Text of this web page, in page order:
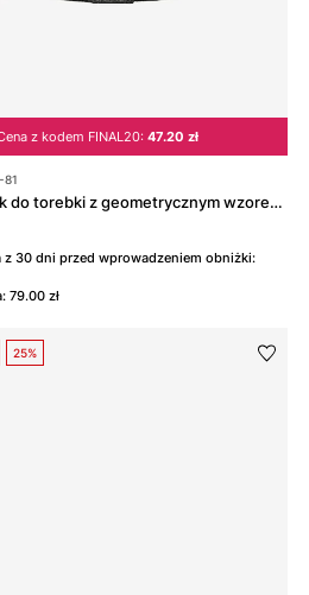
z kodem FINAL20:47.20 zł
81
Czarny pasek do torebki z geometrycznym wzorem i złotym zapięciem
z 30 dni przed wprowadzeniem obniżki:
79.00 zł
25%